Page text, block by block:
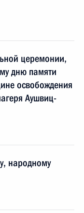
церемонии,
дню памяти
освобождения
Аушвиц-
народному